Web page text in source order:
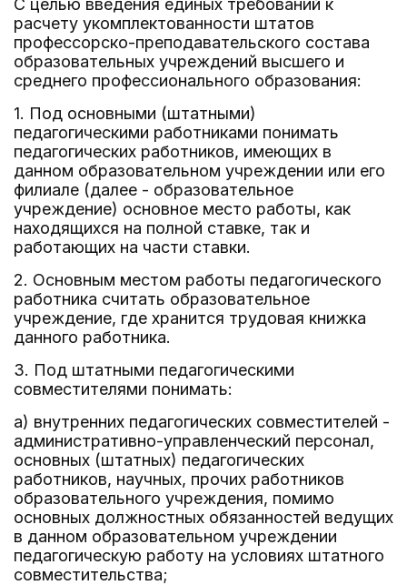
С целью введения единых требований к
расчету укомплектованности штатов
профессорско-преподавательского состава
образовательных учреждений высшего и
среднего профессионального образования:
1. Под основными (штатными)
педагогическими работниками понимать
педагогических работников, имеющих в
данном образовательном учреждении или его
филиале (далее - образовательное
учреждение) основное место работы, как
находящихся на полной ставке, так и
работающих на части ставки.
2. Основным местом работы педагогического
работника считать образовательное
учреждение, где хранится трудовая книжка
данного работника.
3. Под штатными педагогическими
совместителями понимать:
а) внутренних педагогических совместителей -
административно-управленческий персонал,
основных (штатных) педагогических
работников, научных, прочих работников
образовательного учреждения, помимо
основных должностных обязанностей ведущих
в данном образовательном учреждении
педагогическую работу на условиях штатного
совместительства;